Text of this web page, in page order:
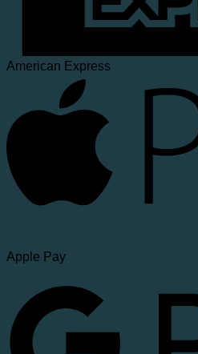
American Express
Apple Pay